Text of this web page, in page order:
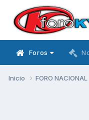
Foros
Inicio FORO NACIONAL